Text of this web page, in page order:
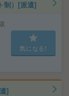
制）[派遣]
気になる!
]